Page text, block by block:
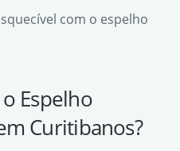
com o espelho
Espelho
Curitibanos?